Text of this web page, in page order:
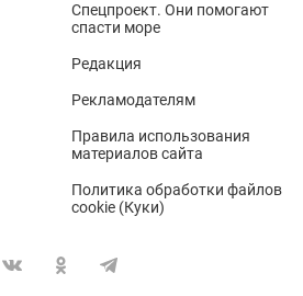
Спецпроект. Они помогают
спасти море
Редакция
Рекламодателям
Правила использования
материалов сайта
Политика обработки файлов
cookie (Куки)